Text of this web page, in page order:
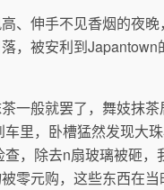
、伸手不见香烟的夜
， 被安利到Japantown
一般就罢了，舞妓抹
里，卧槽猛然发现大
，除去n扇玻璃被砸，
零元购， 这些东西在